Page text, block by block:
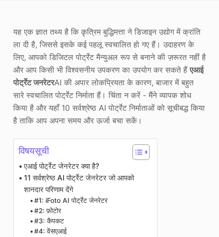
छवि पुनः कॉपीराइट
यह एक ज्ञात तथ्य है कि कृत्रिम बुद्धिमत्ता ने डिजाइन उद्योग में क्रांति
ला दी है, जिससे इसके कई पहलू स्वचालित हो गए हैं। उदाहरण के
लिए, आपको डिजिटल पोर्ट्रेट मैन्युअल रूप से बनाने की ज़रूरत नहीं है
और आप किसी भी विश्वसनीय उपकरण का उपयोग कर सकते हैंएआई
पोर्ट्रेट जनरेटरAI की अपार लोकप्रियता के कारण, बाजार में बहुत
सारे स्वचालित पोर्ट्रेट निर्माता हैं। चिंता न करें - मैंने व्यापक शोध
किया है और यहाँ 10 सर्वश्रेष्ठ AI पोर्ट्रेट निर्माताओं को सूचीबद्ध किया
है ताकि आप अपना समय और ऊर्जा बचा सकें।
विषयसूची
एआई पोर्ट्रेट जेनरेटर क्या है?
11 सर्वश्रेष्ठ AI पोर्ट्रेट जेनरेटर जो आपको
शानदार परिणाम देंगे
#1: iFoto AI पोर्ट्रेट जेनरेटर
#2: फ़ोटोर
#3: कैपकट
#4: वेंसएआई